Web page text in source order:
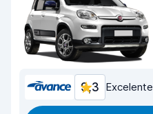
9,3 Excelente